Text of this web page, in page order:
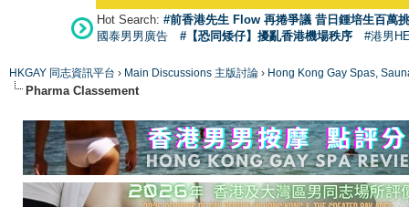
Hot Search: #前香港先生 Flow 再捲爭議 昔日鍾培生百萬
國泰男男廣告
#【恐同矮仔】擾亂香港機場秩序 #港男
HKGAY 同志資訊平台 › Main Discussions 主版討論 › Hong Kong Gay Spas,
Pharma Classement